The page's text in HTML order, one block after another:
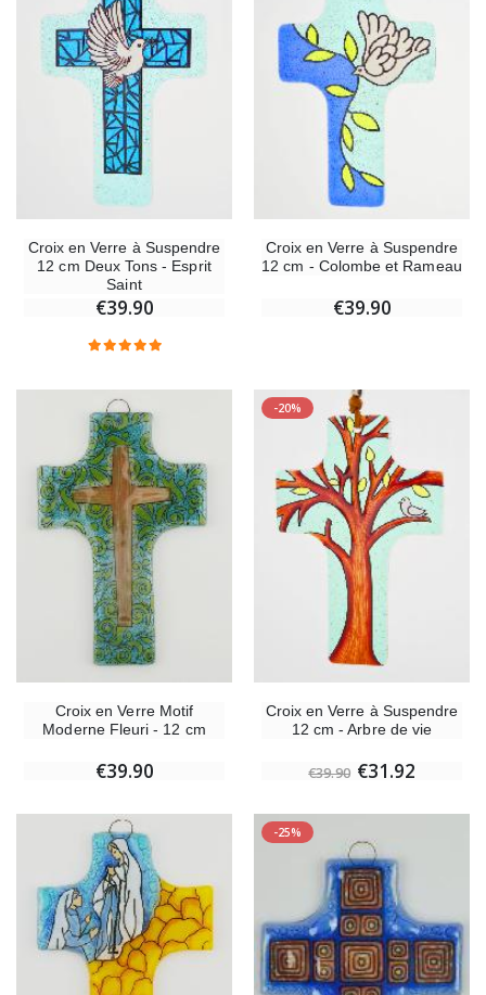
Croix en Verre à Suspendre
12 cm Deux Tons - Esprit
Saint
€39.90
Croix en Verre à Suspendre
12 cm - Colombe et Rameau
€39.90
Croix en Verre Motif
Moderne Fleuri - 12 cm
€39.90
-20%
Croix en Verre à Suspendre
12 cm - Arbre de vie
€39.90 €31.92
-25%